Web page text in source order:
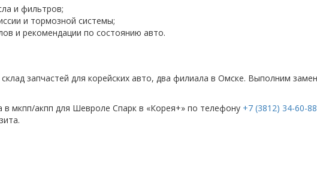
и фильтров;
и тормозной системы;
и рекомендации по состоянию авто.
запчастей для корейских авто, два филиала в Омске. Выполним
в мкпп/акпп для Шевроле Спарк в «Корея+» по телефону +7 (3812) 34-60-88